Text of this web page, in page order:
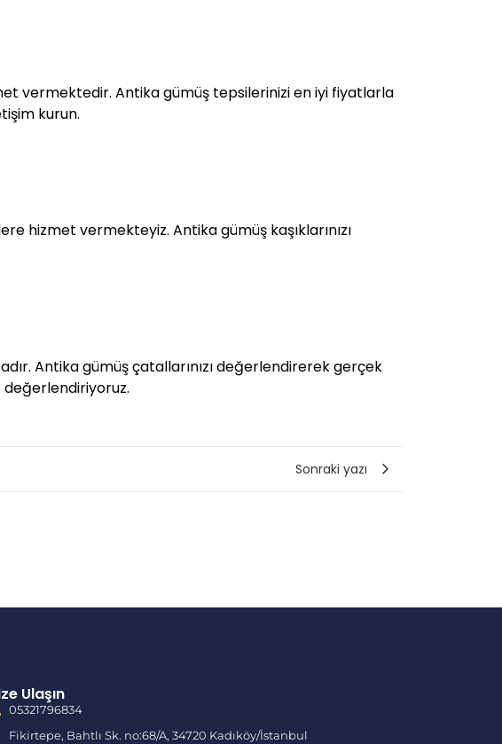
vermektedir. Antika gümüş tepsilerinizi en iyi fiyatlarla
kurun.
hizmet vermekteyiz. Antika gümüş kaşıklarınızı
Antika gümüş çatallarınızı değerlendirerek gerçek
değerlendiriyoruz.
Sonraki yazı
Ulaşın
05321796834
Fikirtepe, Bahtlı Sk. no:68/A, 34720 Kadıköy/İstanbul